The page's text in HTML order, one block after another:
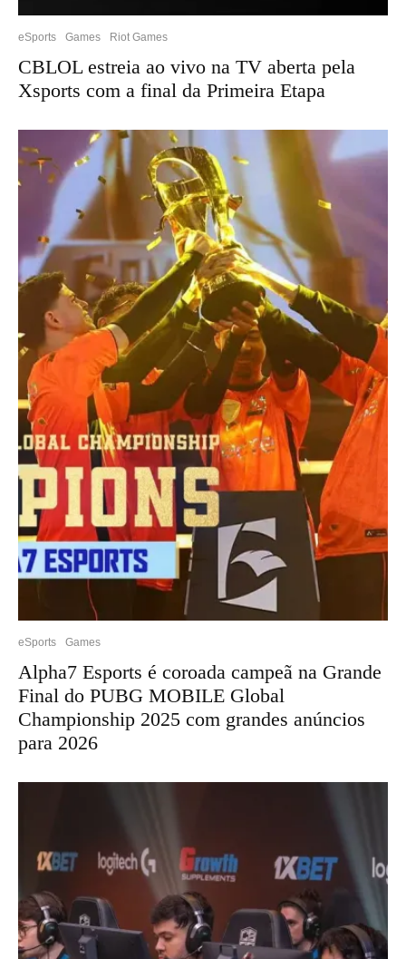
eSports Games Riot Games
CBLOL estreia ao vivo na TV aberta pela
Xsports com a final da Primeira Etapa
eSports Games
Alpha7 Esports é coroada campeã na Grande
Final do PUBG MOBILE Global
Championship 2025 com grandes anúncios
para 2026